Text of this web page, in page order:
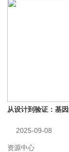
从设计到验证：基
2025-09-08
资源中心